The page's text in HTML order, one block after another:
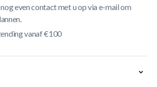
even contact met u op via e-mail om
vanaf €100